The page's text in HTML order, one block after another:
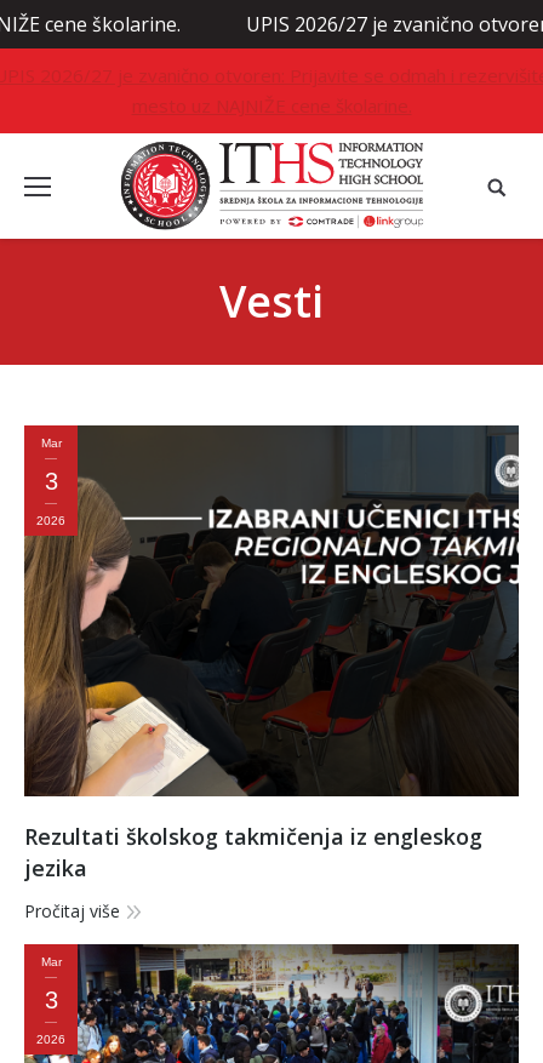
UPIS 2026/27 je zvanično otvoren: Prijavite se
2026/27 je zvanično otvoren: Prijavite se odmah i
mesto uz NAJNIŽE cene školarine.
Vesti
Mar
3
2026
Rezultati školskog takmičenja iz engleskog
jezika
Pročitaj više
Mar
3
2026